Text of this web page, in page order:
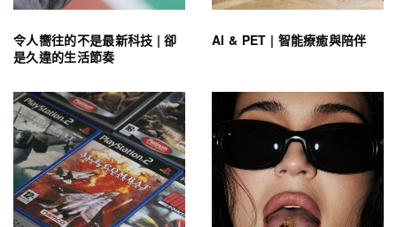
令人嚮往的不是最新科技 | 卻
是久違的生活節奏
AI & PET | 智能療癒與陪伴